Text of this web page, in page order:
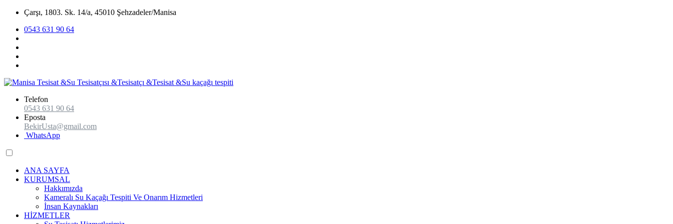
Çarşı, 1803. Sk. 14/a, 45010 Şehzadeler/Manisa
0543 631 90 64
Telefon
0543 631 90 64
Eposta
BekirUsta@gmail.com
WhatsApp
ANA SAYFA
KURUMSAL
Hakkımızda
Kameralı Su Kaçağı Tespiti Ve Onarım Hizmetleri
İnsan Kaynakları
HİZMETLER